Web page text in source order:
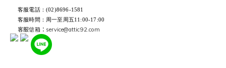
客服電話：(02)8696-1581
客服時間：周一至周五11:00-17:00
客服信箱：service@attic92.com